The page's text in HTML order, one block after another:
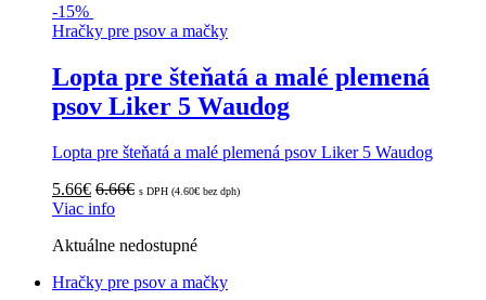
-15%
Hračky pre psov a mačky
Lopta pre šteňatá a malé plemená
psov Liker 5 Waudog
Lopta pre šteňatá a malé plemená psov Liker 5 Waudog
5.66€ 6.66€ s DPH (4.60€ bez dph)
Viac info
Aktuálne nedostupné
Hračky pre psov a mačky